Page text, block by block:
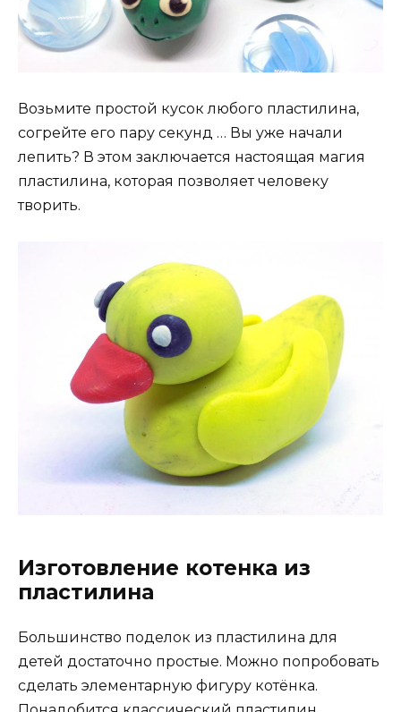
Возьмите простой кусок любого пластилина,
согрейте его пару секунд … Вы уже начали
лепить? В этом заключается настоящая магия
пластилина, которая позволяет человеку
творить.
Изготовление котенка из
пластилина
Большинство поделок из пластилина для
детей достаточно простые. Можно попробовать
сделать элементарную фигуру котёнка.